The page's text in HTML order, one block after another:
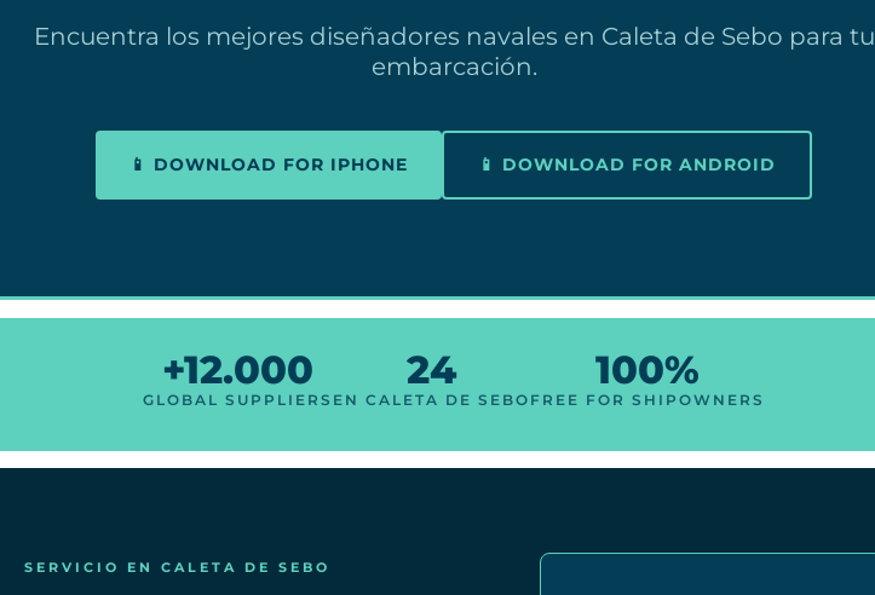
Encuentra los mejores diseñadores navales en Caleta de Sebo para tu
embarcación.
📱 DOWNLOAD FOR IPHONE 📱 DOWNLOAD FOR ANDROID
+12.000
GLOBAL SUPPLIERS
24
EN CALETA DE SEBO
100%
FREE FOR SHIPOWNERS
SERVICIO EN CALETA DE SEBO